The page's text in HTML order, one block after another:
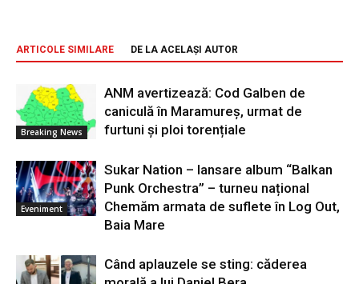
ARTICOLE SIMILARE DE LA ACELAȘI AUTOR
Breaking News
ANM avertizează: Cod Galben de
caniculă în Maramureș, urmat de
furtuni și ploi torențiale
Eveniment
Sukar Nation – lansare album “Balkan
Punk Orchestra” – turneu național
Chemăm armata de suflete în Log Out,
Baia Mare
Când aplauzele se sting: căderea